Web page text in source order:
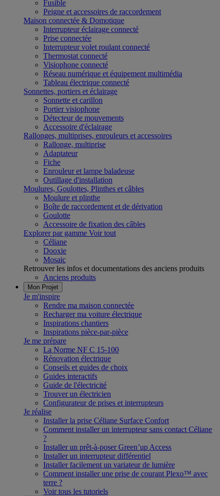
Fusible
Peigne et accessoires de raccordement
Maison connectée & Domotique
Interrupteur éclairage connecté
Prise connectée
Interrupteur volet roulant connecté
Thermostat connecté
Visiophone connecté
Réseau numérique et équipement multimédia
Tableau électrique connecté
Sonnettes, portiers et éclairage
Sonnette et carillon
Portier visiophone
Détecteur de mouvements
Accessoire d'éclairage
Rallonges, multiprises, enrouleurs et accessoires
Rallonge, multiprise
Adaptateur
Fiche
Enrouleur et lampe baladeuse
Outillage d'installation
Moulures, Goulottes, Plinthes et câbles
Moulure et plinthe
Boîte de raccordement et de dérivation
Goulotte
Accessoire de fixation des câbles
Explorer par gamme Voir tout
Céliane
Dooxie
Mosaic
Retrouver les infos et documentations des anciens produits
Anciens produits
Mon Projet
Je m'inspire
Rendre ma maison connectée
Recharger ma voiture électrique
Inspirations chantiers
Inspirations pièce-par-pièce
Je me prépare
La Norme NF C 15-100
Rénovation électrique
Conseils et guides de choix
Guides interactifs
Guide de l'électricité
Trouver un électricien
Configurateur de prises et interrupteurs
Je réalise
Installer la prise Céliane Surface Confort
Comment installer un interrupteur sans contact Céliane
?
Installer un prêt-à-poser Green’up Access
Installer un interrupteur différentiel
Installer facilement un variateur de lumière
Comment installer une prise de courant Plexo™ avec
terre ?
Voir tous les tutoriels